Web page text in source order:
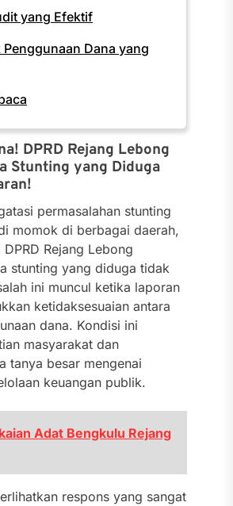
yang Efektif
Dana yang
DPRD Rejang Lebong
Stunting yang Diduga
permasalahan stunting
momok di berbagai daerah,
Rejang Lebong
stunting yang diduga tidak
ini muncul ketika laporan
ketidaksesuaian antara
dana. Kondisi ini
masyarakat dan
tanya besar mengenai
keuangan publik.
Adat Bengkulu Rejang
respons yang sangat